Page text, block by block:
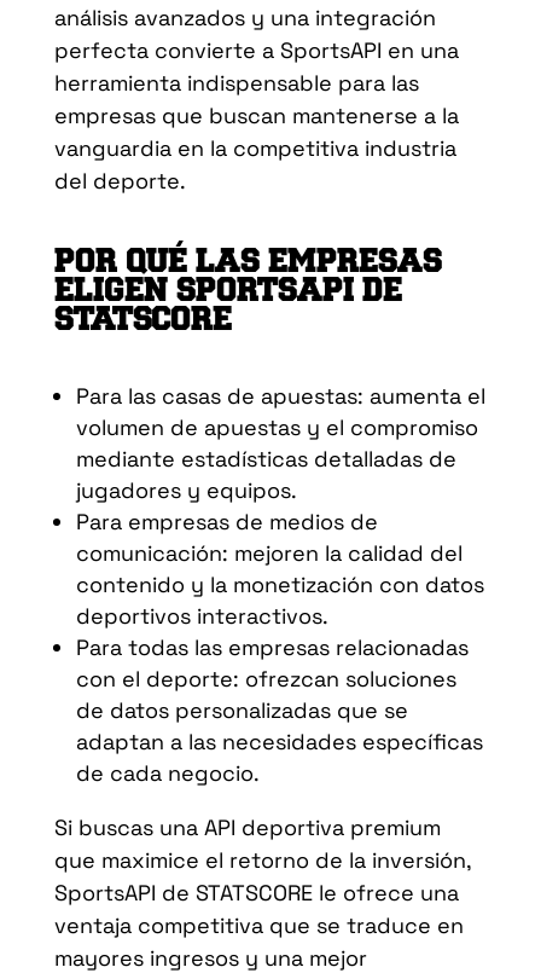
análisis avanzados y una integración
perfecta convierte a SportsAPI en una
herramienta indispensable para las
empresas que buscan mantenerse a la
vanguardia en la competitiva industria
del deporte.
POR QUÉ LAS EMPRESAS
ELIGEN SPORTSAPI DE
STATSCORE
Para las casas de apuestas: aumenta el
volumen de apuestas y el compromiso
mediante estadísticas detalladas de
jugadores y equipos.
Para empresas de medios de
comunicación: mejoren la calidad del
contenido y la monetización con datos
deportivos interactivos.
Para todas las empresas relacionadas
con el deporte: ofrezcan soluciones
de datos personalizadas que se
adaptan a las necesidades específicas
de cada negocio.
Si buscas una API deportiva premium
que maximice el retorno de la inversión,
SportsAPI de STATSCORE le ofrece una
ventaja competitiva que se traduce en
mayores ingresos y una mejor